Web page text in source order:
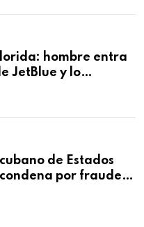
hombre entra
JetBlue y lo
de Estados
por fraude